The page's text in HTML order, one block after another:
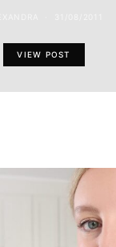
VIEW POST